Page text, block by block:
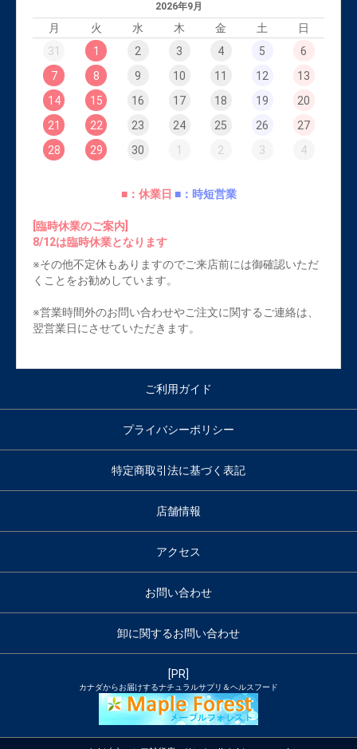
2026年9月
月 火 水 木 金 土
日
31
1 2 3 4 5
6
7
8 9 10 11 12
13
14
15 16 17 18 19
20
21
22 23 24 25 26
27
28
29 30 1 2 3 4
■：休業日 ■：時短営業
[臨時休業のご案内]
8/12は臨時休業となります
※その他不定休もありますのでご来店前には御確認いただ
くことをお勧めしています。
※営業時間外のお問い合わせやご注文に関するご連絡は、
翌営業日にさせていただきます。
ご利用ガイド
プライバシーポリシー
特定商取引法に基づく表記
店舗情報
アクセス
お問い合わせ
卸に関するお問い合わせ
[PR]
カナダからお届けするナチュラルサプリ＆ヘルスフード